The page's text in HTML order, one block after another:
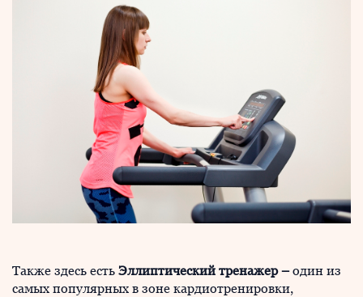
Также здесь есть Эллиптический тренажер –один из
самых популярных в зоне кардиотренировки,